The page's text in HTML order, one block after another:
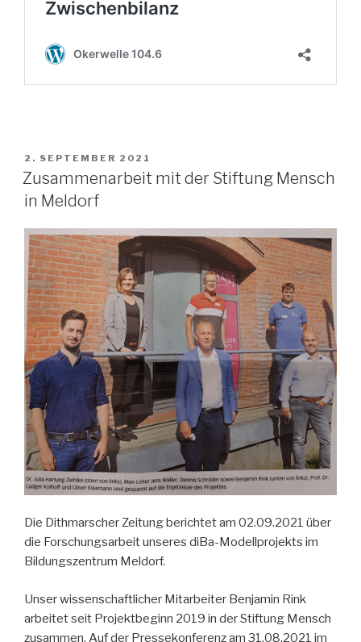
VERÖFFENTLICHT
AM
2. SEPTEMBER 2021
Zusammenarbeit mit der Stiftung Mensch
in Meldorf
Die Dithmarscher Zeitung berichtet am 02.09.2021 über
die Forschungsarbeit unseres diBa-Modellprojekts im
Bildungszentrum Meldorf.
Unser wissenschaftlicher Mitarbeiter Benjamin Rink
arbeitet seit Projektbeginn 2019 in der Stiftung Mensch
zusammen. Auf der Pressekonferenz am 31.08.2021 im